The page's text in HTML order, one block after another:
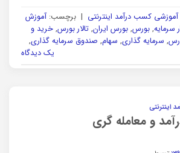
آموزشی کسب درآمد اینترنتی | برچسب:آموزش
سرمایه, بورس, بورس ایران, تالار بورس, خرید و
, سرمایه گذاری, سهام, صندوق سرمایه گذاری,
یک دیدگاه
اینترنتی
و معامله گری